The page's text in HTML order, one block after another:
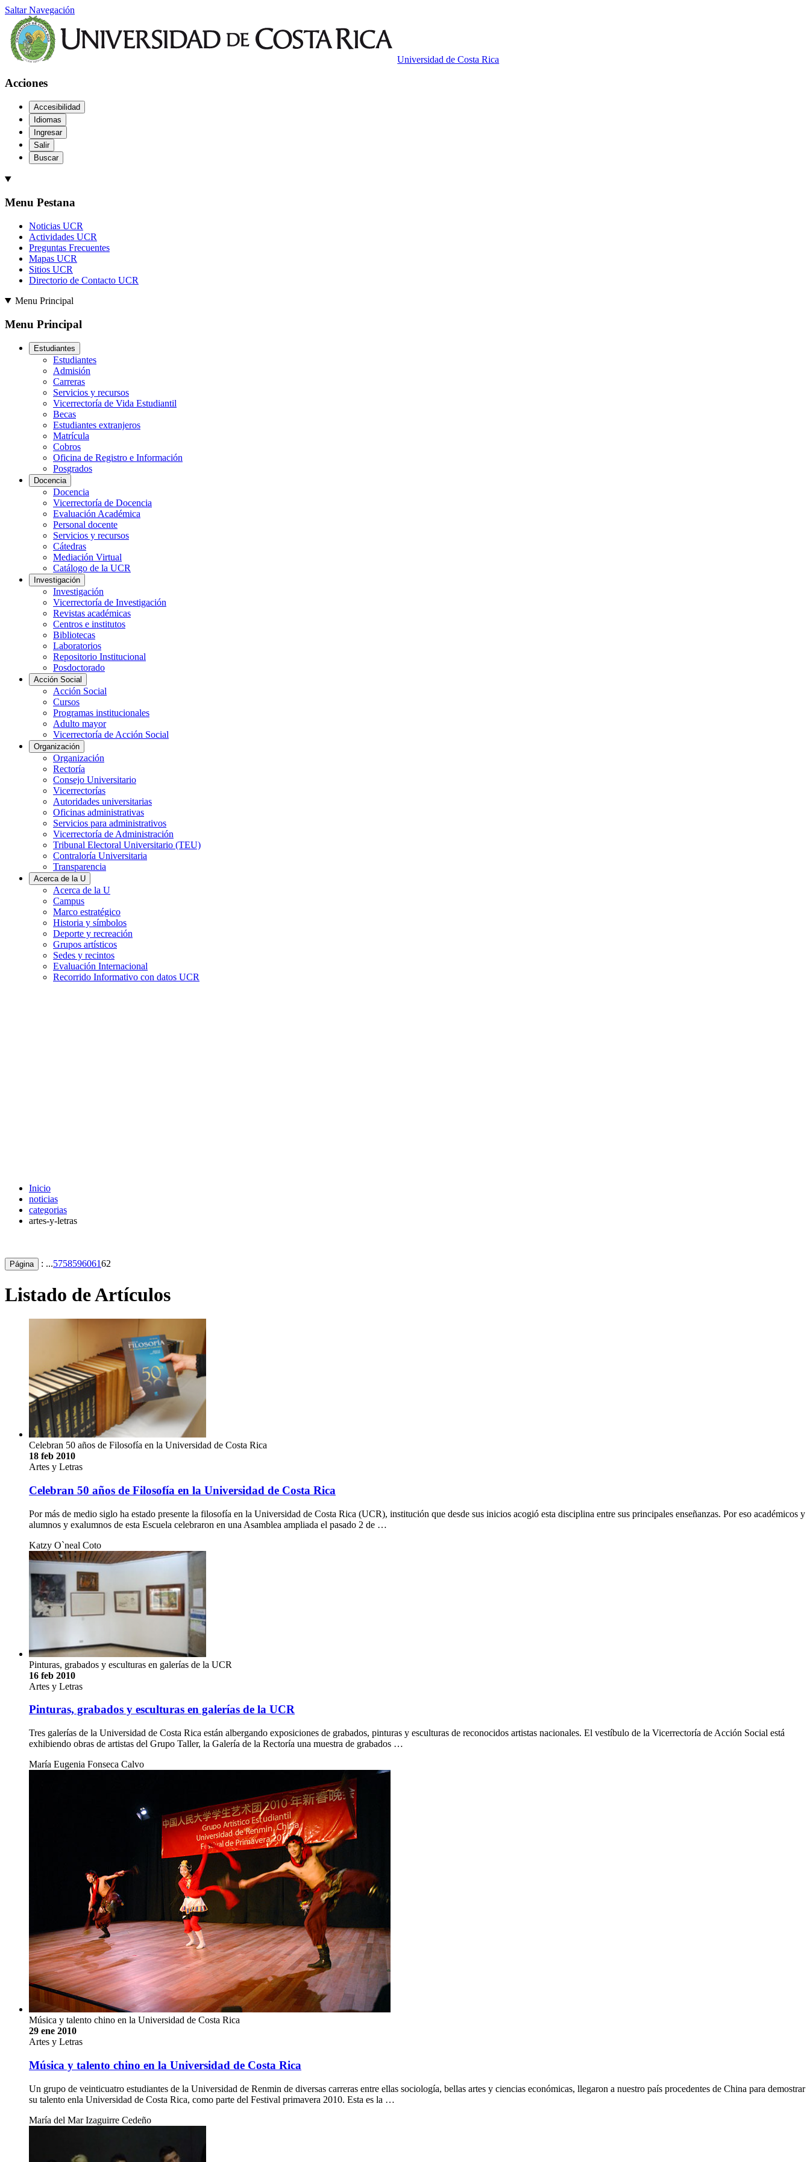
Saltar Navegación
Universidad de Costa Rica
Acciones
Accesibilidad
Idiomas
Ingresar
Salir
Buscar
Menu Pestana
Noticias UCR
Actividades UCR
Preguntas Frecuentes
Mapas UCR
Sitios UCR
Directorio de Contacto UCR
Menu Principal
Menu Principal
Estudiantes
Estudiantes
Admisión
Carreras
Servicios y recursos
Vicerrectoría de Vida Estudiantil
Becas
Estudiantes extranjeros
Matrícula
Cobros
Oficina de Registro e Información
Posgrados
Docencia
Docencia
Vicerrectoría de Docencia
Evaluación Académica
Personal docente
Servicios y recursos
Cátedras
Mediación Virtual
Catálogo de la UCR
Investigación
Investigación
Vicerrectoría de Investigación
Revistas académicas
Centros e institutos
Bibliotecas
Laboratorios
Repositorio Institucional
Posdoctorado
Acción Social
Acción Social
Cursos
Programas institucionales
Adulto mayor
Vicerrectoría de Acción Social
Organización
Organización
Rectoría
Consejo Universitario
Vicerrectorías
Autoridades universitarias
Oficinas administrativas
Servicios para administrativos
Vicerrectoría de Administración
Tribunal Electoral Universitario (TEU)
Contraloría Universitaria
Transparencia
Acerca de la U
Acerca de la U
Campus
Marco estratégico
Historia y símbolos
Deporte y recreación
Grupos artísticos
Sedes y recintos
Evaluación Internacional
Recorrido Informativo con datos UCR
Inicio
noticias
categorias
artes-y-letras
Página : ...575859606162
Listado de Artículos
Celebran 50 años de Filosofía en la Universidad de Costa Rica
18 feb 2010
Artes y Letras
Celebran 50 años de Filosofía en la Universidad de Costa Rica
Por más de medio siglo ha estado presente la filosofía en la Universidad de Costa Rica (UCR), institución que desde sus inicios acogió esta disciplina entre sus principales enseñanzas. Por eso académicos y
alumnos y exalumnos de esta Escuela celebraron en una Asamblea ampliada el pasado 2 de …
Katzy O`neal Coto
Pinturas, grabados y esculturas en galerías de la UCR
16 feb 2010
Artes y Letras
Pinturas, grabados y esculturas en galerías de la UCR
Tres galerías de la Universidad de Costa Rica están albergando exposiciones de grabados, pinturas y esculturas de reconocidos artistas nacionales. El vestíbulo de la Vicerrectoría de Acción Social está
exhibiendo obras de artistas del Grupo Taller, la Galería de la Rectoría una muestra de grabados …
María Eugenia Fonseca Calvo
Música y talento chino en la Universidad de Costa Rica
29 ene 2010
Artes y Letras
Música y talento chino en la Universidad de Costa Rica
Un grupo de veinticuatro estudiantes de la Universidad de Renmin de diversas carreras entre ellas sociología, bellas artes y ciencias económicas, llegaron a nuestro país procedentes de China para demostrar
su talento enla Universidad de Costa Rica, como parte del Festival primavera 2010. Esta es la …
María del Mar Izaguirre Cedeño